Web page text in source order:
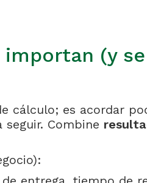
(y se
cálculo; es acordar
Combine